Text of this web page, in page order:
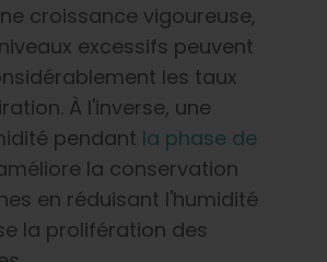
croissance vigoureuse,
excessifs peuvent
les taux
À l'inverse, une
pendant la phase de
la conservation
en réduisant l'humidité
la prolifération des